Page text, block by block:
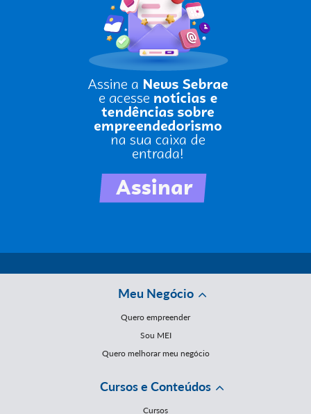
Meu Negócio
Quero empreender
Sou MEI
Quero melhorar meu negócio
Cursos e Conteúdos
Cursos